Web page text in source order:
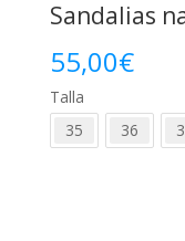
Sandalias
55,00€
Talla
35
36